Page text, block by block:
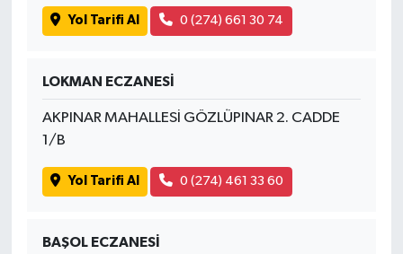
Yol Tarifi Al 0 (274) 661 30 74
LOKMAN ECZANESİ
AKPINAR MAHALLESİ GÖZLÜPINAR 2. CADDE
1/B
Yol Tarifi Al 0 (274) 461 33 60
BAŞOL ECZANESİ